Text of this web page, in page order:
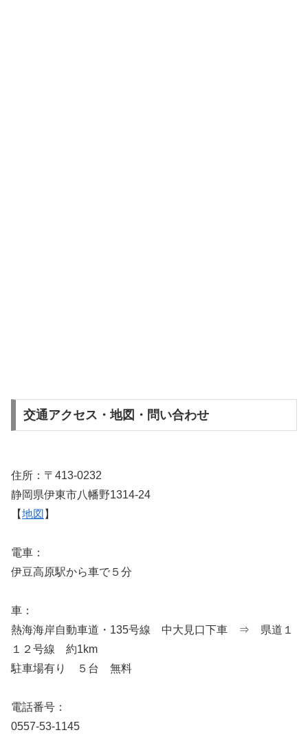
交通アクセス・地図・問い合わせ
住所：〒413-0232
静岡県伊東市八幡野1314-24
【地図 】
電車：
伊豆高原駅から車で５分
車：
熱海海岸自動車道・135号線 中大見口下車 ⇒ 県道１
１２号線 約1km
駐車場有り ５台 無料
電話番号：
0557-53-1145